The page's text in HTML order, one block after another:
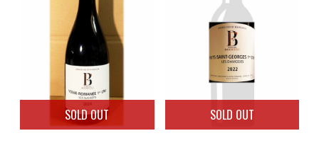
SOLD OUT SOLD OUT